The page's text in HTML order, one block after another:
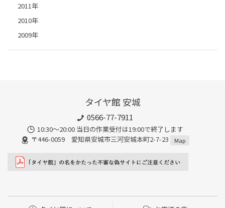
2011年
2010年
2009年
タイヤ館 安城
0566-77-7911
10:30〜20:00 当日の作業受付は19:00で終了します
〒446-0059 愛知県安城市三河安城本町2-7-23
Map